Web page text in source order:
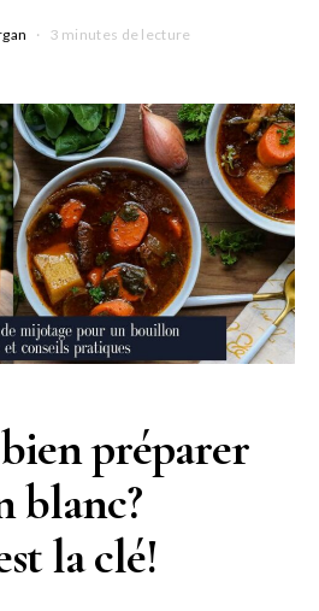
3 minutes de lecture
préparer
blanc?
la clé!